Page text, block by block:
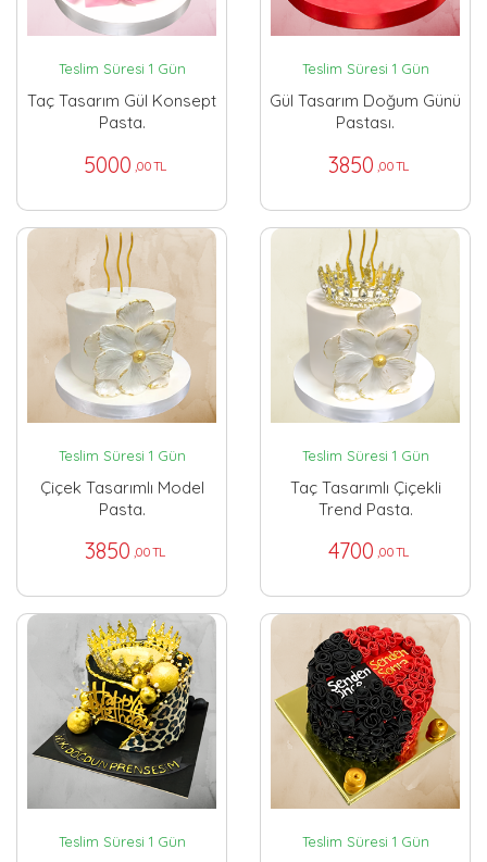
Teslim Süresi 1 Gün
Taç Tasarım Gül Konsept
Pasta.
5000 ,00 TL
Teslim Süresi 1 Gün
Gül Tasarım Doğum Günü
Pastası.
3850 ,00 TL
Teslim Süresi 1 Gün
Çiçek Tasarımlı Model
Pasta.
3850 ,00 TL
Teslim Süresi 1 Gün
Taç Tasarımlı Çiçekli
Trend Pasta.
4700 ,00 TL
Teslim Süresi 1 Gün Teslim Süresi 1 Gün